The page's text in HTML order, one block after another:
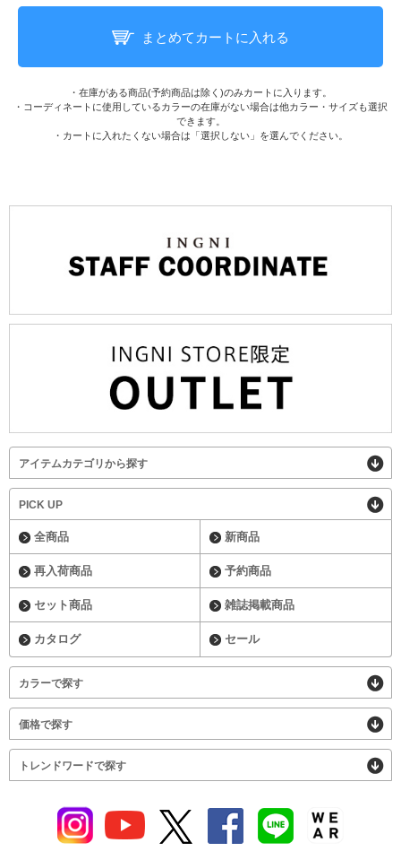
まとめてカートに入れる
・在庫がある商品(予約商品は除く)のみカートに入ります。
・コーディネートに使用しているカラーの在庫がない場合は他カラー・サイズも選択
できます。
・カートに入れたくない場合は「選択しない」を選んでください。
アイテムカテゴリから探す
PICK UP
全商品 新商品
再入荷商品 予約商品
セット商品 雑誌掲載商品
カタログ セール
カラーで探す
価格で探す
トレンドワードで探す